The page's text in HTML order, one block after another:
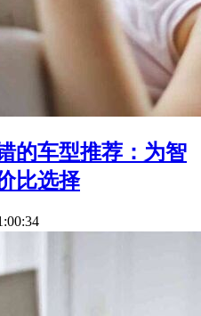
的车型推荐：为智
比选择